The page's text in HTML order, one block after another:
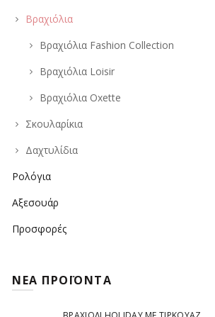
Βραχιόλια
Βραχιόλια Fashion Collection
Βραχιόλια Loisir
Βραχιόλια Oxette
Σκουλαρίκια
Δαχτυλίδια
Ρολόγια
Αξεσουάρ
Προσφορές
ΝΕΑ ΠΡΟΪΟΝΤΑ